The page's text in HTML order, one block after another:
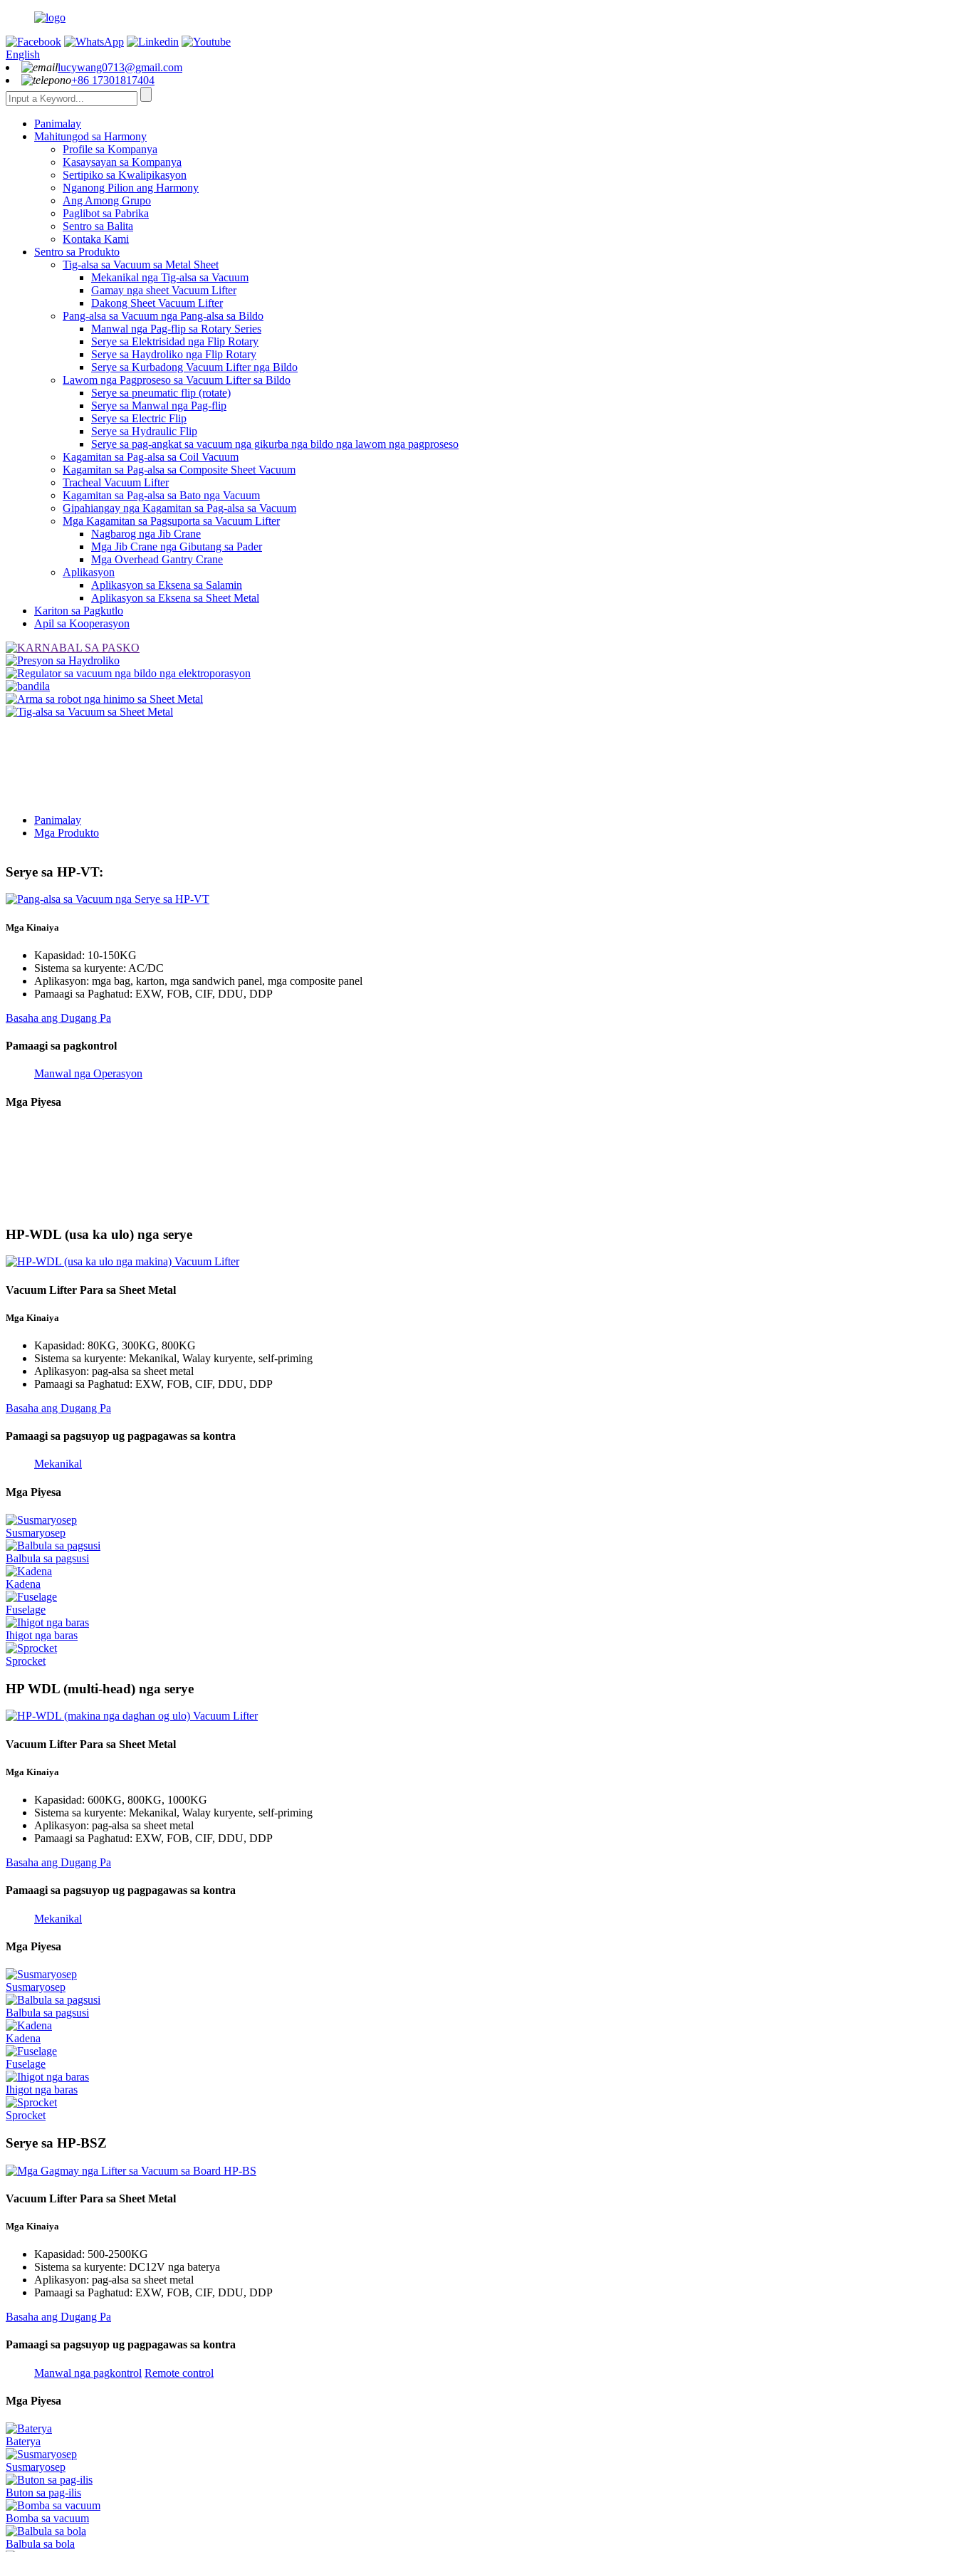
English
lucywang0713@gmail.com
+86 17301817404
Panimalay
Mahitungod sa Harmony
Profile sa Kompanya
Kasaysayan sa Kompanya
Sertipiko sa Kwalipikasyon
Nganong Pilion ang Harmony
Ang Among Grupo
Paglibot sa Pabrika
Sentro sa Balita
Kontaka Kami
Sentro sa Produkto
Tig-alsa sa Vacuum sa Metal Sheet
Mekanikal nga Tig-alsa sa Vacuum
Gamay nga sheet Vacuum Lifter
Dakong Sheet Vacuum Lifter
Pang-alsa sa Vacuum nga Pang-alsa sa Bildo
Manwal nga Pag-flip sa Rotary Series
Serye sa Elektrisidad nga Flip Rotary
Serye sa Haydroliko nga Flip Rotary
Serye sa Kurbadong Vacuum Lifter nga Bildo
Lawom nga Pagproseso sa Vacuum Lifter sa Bildo
Serye sa pneumatic flip (rotate)
Serye sa Manwal nga Pag-flip
Serye sa Electric Flip
Serye sa Hydraulic Flip
Serye sa pag-angkat sa vacuum nga gikurba nga bildo nga lawom nga pagproseso
Kagamitan sa Pag-alsa sa Coil Vacuum
Kagamitan sa Pag-alsa sa Composite Sheet Vacuum
Tracheal Vacuum Lifter
Kagamitan sa Pag-alsa sa Bato nga Vacuum
Gipahiangay nga Kagamitan sa Pag-alsa sa Vacuum
Mga Kagamitan sa Pagsuporta sa Vacuum Lifter
Nagbarog nga Jib Crane
Mga Jib Crane nga Gibutang sa Pader
Mga Overhead Gantry Crane
Aplikasyon
Aplikasyon sa Eksena sa Salamin
Aplikasyon sa Eksena sa Sheet Metal
Kariton sa Pagkutlo
Apil sa Kooperasyon
Panimalay
Mga Produkto
Serye sa HP-VT:
Mga Kinaiya
Kapasidad: 10-150KG
Sistema sa kuryente: AC/DC
Aplikasyon: mga bag, karton, mga sandwich panel, mga composite panel
Pamaagi sa Paghatud: EXW, FOB, CIF, DDU, DDP
Basaha ang Dugang Pa
Pamaagi sa pagkontrol
Manwal nga Operasyon
Mga Piyesa
HP-WDL (usa ka ulo) nga serye
Vacuum Lifter Para sa Sheet Metal
Mga Kinaiya
Kapasidad: 80KG, 300KG, 800KG
Sistema sa kuryente: Mekanikal, Walay kuryente, self-priming
Aplikasyon: pag-alsa sa sheet metal
Pamaagi sa Paghatud: EXW, FOB, CIF, DDU, DDP
Basaha ang Dugang Pa
Pamaagi sa pagsuyop ug pagpagawas sa kontra
Mekanikal
Mga Piyesa
Susmaryosep
Balbula sa pagsusi
Kadena
Fuselage
Ihigot nga baras
Sprocket
HP WDL (multi-head) nga serye
Vacuum Lifter Para sa Sheet Metal
Mga Kinaiya
Kapasidad: 600KG, 800KG, 1000KG
Sistema sa kuryente: Mekanikal, Walay kuryente, self-priming
Aplikasyon: pag-alsa sa sheet metal
Pamaagi sa Paghatud: EXW, FOB, CIF, DDU, DDP
Basaha ang Dugang Pa
Pamaagi sa pagsuyop ug pagpagawas sa kontra
Mekanikal
Mga Piyesa
Susmaryosep
Balbula sa pagsusi
Kadena
Fuselage
Ihigot nga baras
Sprocket
Serye sa HP-BSZ
Vacuum Lifter Para sa Sheet Metal
Mga Kinaiya
Kapasidad: 500-2500KG
Sistema sa kuryente: DC12V nga baterya
Aplikasyon: pag-alsa sa sheet metal
Pamaagi sa Paghatud: EXW, FOB, CIF, DDU, DDP
Basaha ang Dugang Pa
Pamaagi sa pagsuyop ug pagpagawas sa kontra
Manwal nga pagkontrol Remote control
Mga Piyesa
Baterya
Susmaryosep
Buton sa pag-ilis
Bomba sa vacuum
Balbula sa bola